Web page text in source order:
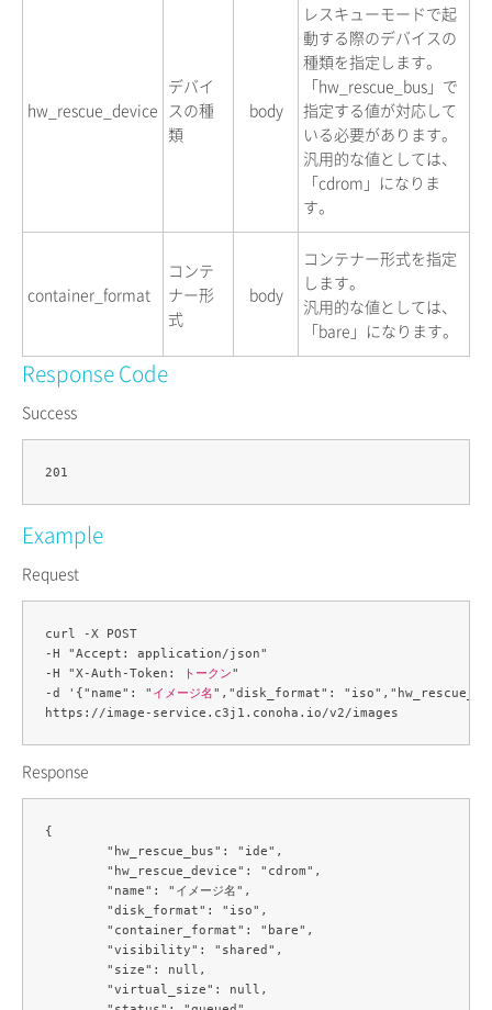
hw_rescue_device
デバイ
スの種
類
body
レスキューモードで起
動する際のデバイスの
種類を指定します。
「hw_rescue_bus」で
指定する値が対応して
いる必要があります。
汎用的な値としては、
「cdrom」になりま
す。
container_format
コンテ
ナー形
式
body
コンテナー形式を指定
します。
汎用的な値としては、
「bare」になります。
Response Code
Success
Example
Request
curl -X POST
-H "Accept: application/json"
-H "X-Auth-Token:
トークン"
-d '{"name": " イメージ名","disk_format":
Response
{